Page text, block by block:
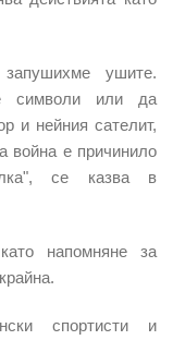
ушите.
символи или да
и нейния сателит,
война е причинило
се казва в
напомняне за
спортисти и